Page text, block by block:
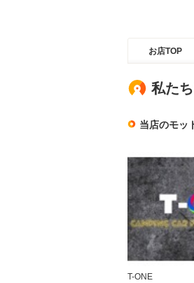
お店TOP
私た
当店のモッ
T-ONE